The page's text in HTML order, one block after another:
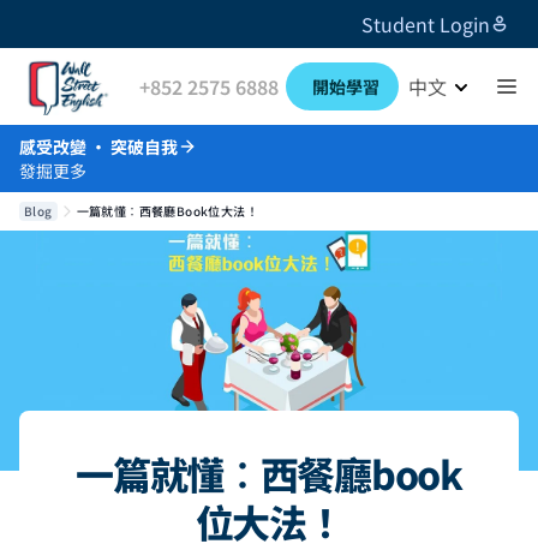
Student Login
+852 2575 6888 開始學習 中文
感受改變 · 突破自我
發掘更多
Blog 一篇就懂︰西餐廳book位大法！
一篇就懂︰西餐廳book
位大法！